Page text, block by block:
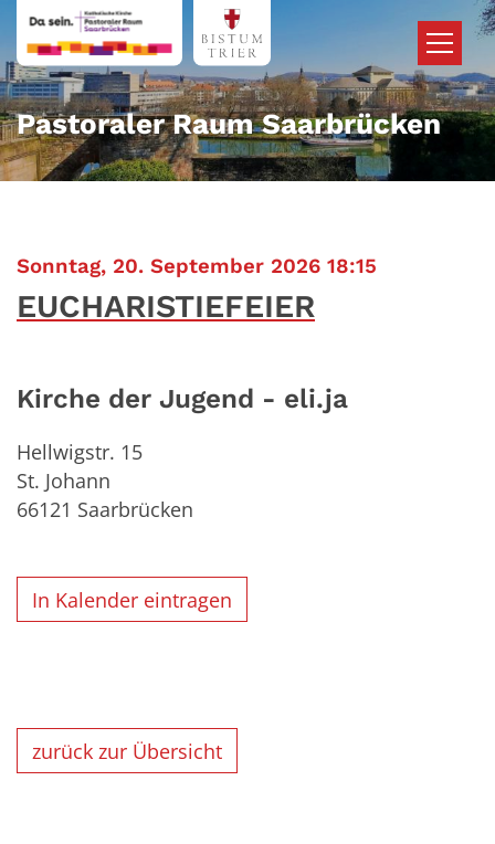
Zum Inhalt springen
Pastoraler Raum Saarbrücken
Sonntag, 20. September 2026 18:15
EUCHARISTIEFEIER
Kirche der Jugend - eli.ja
Hellwigstr. 15
St. Johann
66121 Saarbrücken
In Kalender eintragen
zurück zur Übersicht